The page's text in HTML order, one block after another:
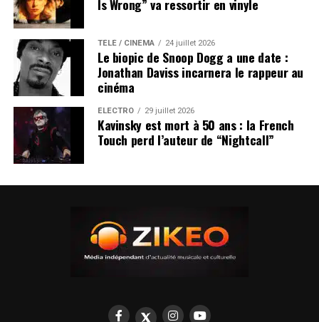
Is Wrong” va ressortir en vinyle
TÉLÉ / CINÉMA 24 juillet 2026
Le biopic de Snoop Dogg a une date :
Jonathan Daviss incarnera le rappeur au
cinéma
ÉLECTRO 29 juillet 2026
Kavinsky est mort à 50 ans : la French
Touch perd l’auteur de “Nightcall”